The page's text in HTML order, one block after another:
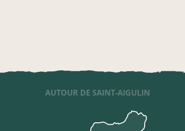
AUTOUR DE SAINT-AIGULIN